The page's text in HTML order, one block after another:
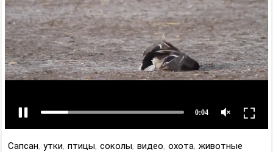
Сапсан, утки, птицы, соколы, видео, охота, животные